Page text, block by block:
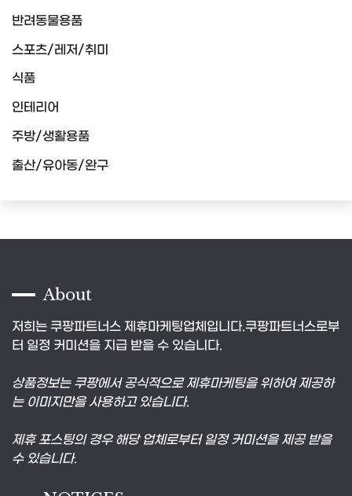
반려동물용품
스포츠/레저/취미
식품
인테리어
주방/생활용품
출산/유아동/완구
About
저희는 쿠팡파트너스 제휴마케팅업체입니다.쿠팡파트너스로부
터 일정 커미션을 지급 받을 수 있습니다.
상품정보는 쿠팡에서 공식적으로 제휴마케팅을 위하여 제공하
는 이미지만을 사용하고 있습니다.
제휴 포스팅의 경우 해당 업체로부터 일정 커미션을 제공 받을
수 있습니다.